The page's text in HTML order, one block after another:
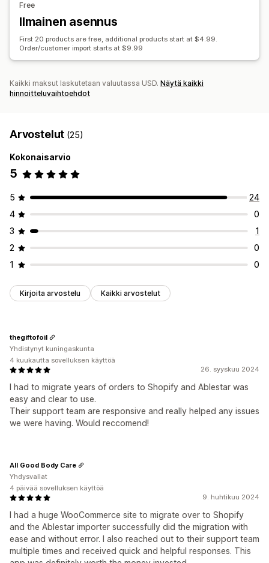
Free
Ilmainen asennus
First 20 products are free, additional products start at $4.99.
Order/customer import starts at $9.99
Kaikki maksut laskutetaan valuutassa USD. Näytä kaikki
hinnoitteluvaihtoehdot
Arvostelut (25)
Kokonaisarvio
5
5
24
4
0
3
1
2
0
1
0
Kirjoita arvostelu Kaikki arvostelut
26. syyskuu 2024
I had to migrate years of orders to Shopify and Ablestar was
easy and clear to use.
Their support team are responsive and really helped any issues
we were having. Would reccomend!
thegiftofoil
Yhdistynyt kuningaskunta
4 kuukautta sovelluksen käyttöä
9. huhtikuu 2024
I had a huge WooCommerce site to migrate over to Shopify
and the Ablestar importer successfully did the migration with
ease and without error. I also reached out to their support team
multiple times and received quick and helpful responses. This
All Good Body Care
Yhdysvallat
4 päivää sovelluksen käyttöä